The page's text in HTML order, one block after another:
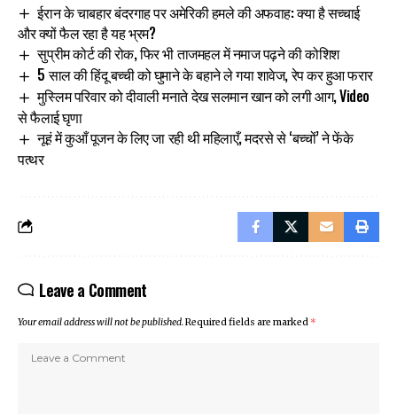
ईरान के चाबहार बंदरगाह पर अमेरिकी हमले की अफवाह: क्या है सच्चाई
और क्यों फैल रहा है यह भ्रम?
सुप्रीम कोर्ट की रोक, फिर भी ताजमहल में नमाज पढ़ने की कोशिश
5 साल की हिंदू बच्ची को घुमाने के बहाने ले गया शावेज, रेप कर हुआ फरार
मुस्लिम परिवार को दीवाली मनाते देख सलमान खान को लगी आग, Video
से फैलाई घृणा
नूहं में कुआँ पूजन के लिए जा रही थी महिलाएँ, मदरसे से ‘बच्चों’ ने फेंके
पत्थर
Leave a Comment
Your email address will not be published.Required fields are marked *